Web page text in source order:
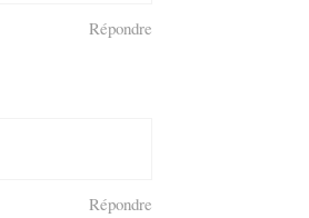
Répondre
Répondre